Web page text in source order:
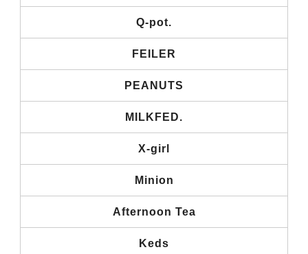
Q-pot.
FEILER
PEANUTS
MILKFED.
X-girl
Minion
Afternoon Tea
Keds